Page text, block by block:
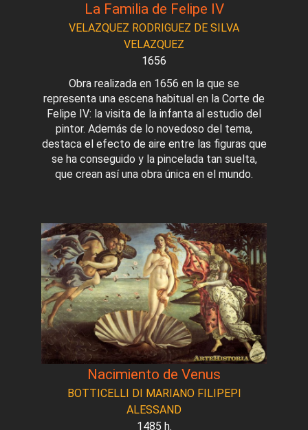
La Familia de Felipe IV
VELAZQUEZ RODRIGUEZ DE SILVA
VELAZQUEZ
1656
Obra realizada en 1656 en la que se
representa una escena habitual en la Corte de
Felipe IV: la visita de la infanta al estudio del
pintor. Además de lo novedoso del tema,
destaca el efecto de aire entre las figuras que
se ha conseguido y la pincelada tan suelta,
que crean así una obra única en el mundo.
Nacimiento de Venus
BOTTICELLI DI MARIANO FILIPEPI
ALESSAND
1485 h.